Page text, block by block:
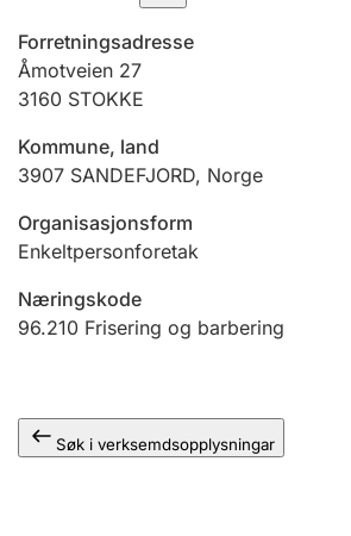
Tinglysing
Jeger
Ektepaktrettleiaren
Andre tema
Forretningsadresse
Åmotveien 27
3160 STOKKE
Kommune, land
3907 SANDEFJORD, Norge
Organisasjonsform
Enkeltpersonforetak
Næringskode
96.210 Frisering og barbering
Søk i verksemdsopplysningar